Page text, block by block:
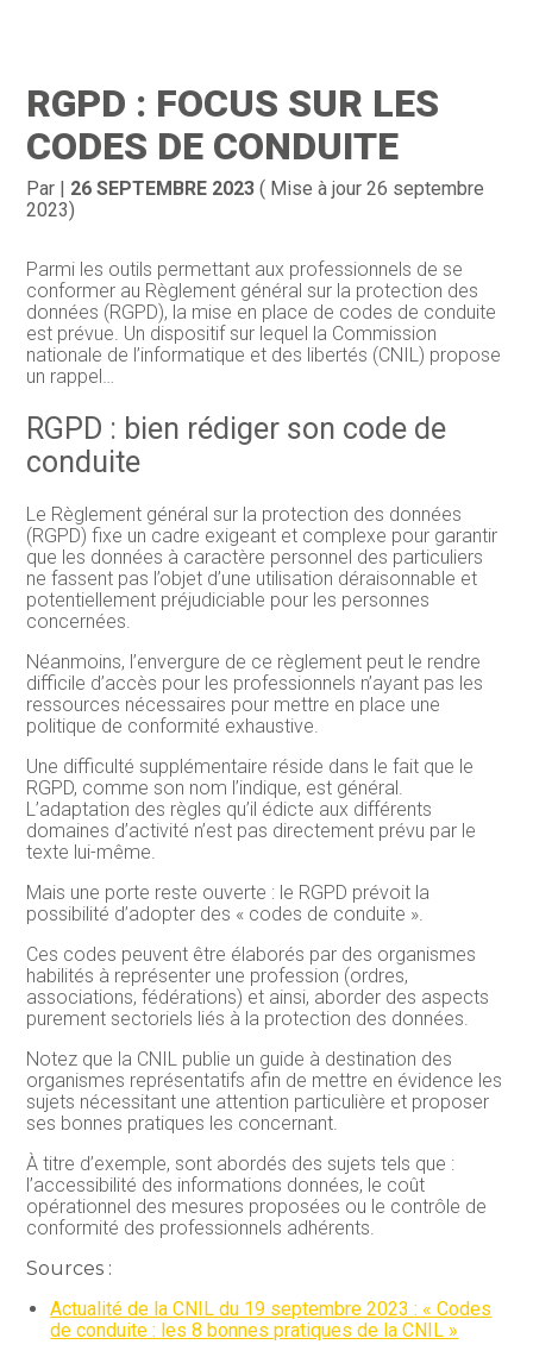
Gestion au quotidien
Pilotage d’entreprise
Entreprise en difficultés
Compta
Juridique
Documents
Dématérialisation / collecte
RGPD : FOCUS SUR LES
CODES DE CONDUITE
Par | 26 SEPTEMBRE 2023 ( Mise à jour 26 septembre
2023)
Parmi les outils permettant aux professionnels de se
conformer au Règlement général sur la protection des
données (RGPD), la mise en place de codes de conduite
est prévue. Un dispositif sur lequel la Commission
nationale de l’informatique et des libertés (CNIL) propose
un rappel…
RGPD : bien rédiger son code de
conduite
Le Règlement général sur la protection des données
(RGPD) fixe un cadre exigeant et complexe pour garantir
que les données à caractère personnel des particuliers
ne fassent pas l’objet d’une utilisation déraisonnable et
potentiellement préjudiciable pour les personnes
concernées.
Néanmoins, l’envergure de ce règlement peut le rendre
difficile d’accès pour les professionnels n’ayant pas les
ressources nécessaires pour mettre en place une
politique de conformité exhaustive.
Une difficulté supplémentaire réside dans le fait que le
RGPD, comme son nom l’indique, est général.
L’adaptation des règles qu’il édicte aux différents
domaines d’activité n’est pas directement prévu par le
texte lui-même.
Mais une porte reste ouverte : le RGPD prévoit la
possibilité d’adopter des « codes de conduite ».
Ces codes peuvent être élaborés par des organismes
habilités à représenter une profession (ordres,
associations, fédérations) et ainsi, aborder des aspects
purement sectoriels liés à la protection des données.
Notez que la CNIL publie un guide à destination des
organismes représentatifs afin de mettre en évidence les
sujets nécessitant une attention particulière et proposer
ses bonnes pratiques les concernant.
À titre d’exemple, sont abordés des sujets tels que :
l’accessibilité des informations données, le coût
opérationnel des mesures proposées ou le contrôle de
conformité des professionnels adhérents.
Sources :
Actualité de la CNIL du 19 septembre 2023 : « Codes
de conduite : les 8 bonnes pratiques de la CNIL »